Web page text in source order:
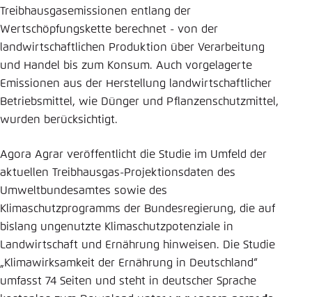
Treibhausgasemissionen entlang der
Wertschöpfungskette berechnet - von der
landwirtschaftlichen Produktion über Verarbeitung
und Handel bis zum Konsum. Auch vorgelagerte
Emissionen aus der Herstellung landwirtschaftlicher
Betriebsmittel, wie Dünger und Pflanzenschutzmittel,
wurden berücksichtigt.
Agora Agrar veröffentlicht die Studie im Umfeld der
aktuellen Treibhausgas-Projektionsdaten des
Umweltbundesamtes sowie des
Klimaschutzprogramms der Bundesregierung, die auf
bislang ungenutzte Klimaschutzpotenziale in
Landwirtschaft und Ernährung hinweisen. Die Studie
„Klimawirksamkeit der Ernährung in Deutschland“
umfasst 74 Seiten und steht in deutscher Sprache